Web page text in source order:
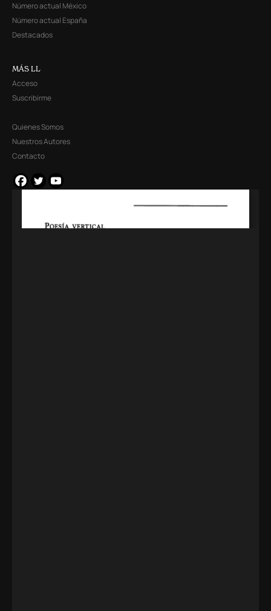
Número actual México
Número actual España
Destacados
MÁS LL
Acceso
Suscribirme
Quienes Somos
Nuestros Autores
Contacto